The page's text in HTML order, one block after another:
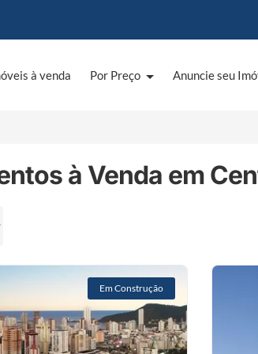
à venda Por Preço Anuncie seu
à Venda em
Em Construção